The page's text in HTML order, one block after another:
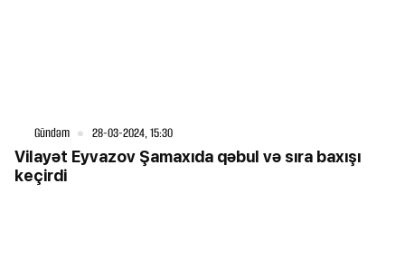
Gündəm 28-03-2024, 15:30
Vilayət Eyvazov Şamaxıda qəbul və sıra baxışı
keçirdi